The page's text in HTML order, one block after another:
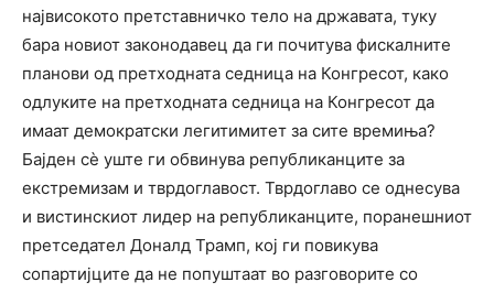
највисокото претставничко тело на државата, туку
бара новиот законодавец да ги почитува фискалните
планови од претходната седница на Конгресот, како
одлуките на претходната седница на Конгресот да
имаат демократски легитимитет за сите времиња?
Бајден сè уште ги обвинува републиканците за
екстремизам и тврдоглавост. Тврдоглаво се однесува
и вистинскиот лидер на републиканците, поранешниот
претседател Доналд Трамп, кој ги повикува
сопартијците да не попуштаат во разговорите со